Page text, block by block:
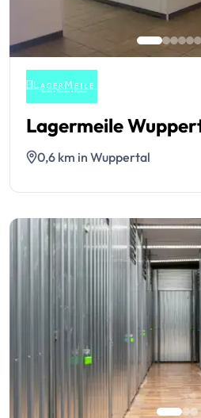
Lagermeile
0,6 km in Wuppertal